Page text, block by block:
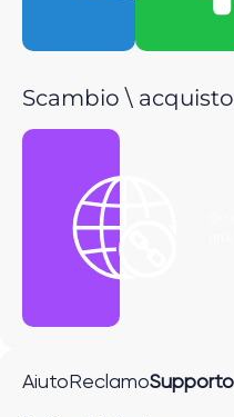
Scambio \
Aiuto Reclamo